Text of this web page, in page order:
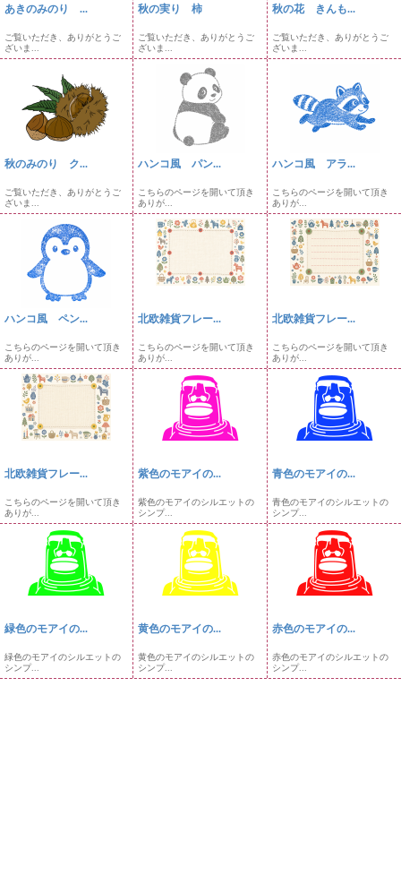
あきのみのり ...
ご覧いただき、ありがとうご
ざいま...
秋の実り 柿
ご覧いただき、ありがとうご
ざいま...
秋の花 きんも...
ご覧いただき、ありがとうご
ざいま...
秋のみのり ク...
ご覧いただき、ありがとうご
ざいま...
ハンコ風 パン...
こちらのページを開いて頂き
ありが...
ハンコ風 アラ...
こちらのページを開いて頂き
ありが...
ハンコ風 ペン...
こちらのページを開いて頂き
ありが...
北欧雑貨フレー...
こちらのページを開いて頂き
ありが...
北欧雑貨フレー...
こちらのページを開いて頂き
ありが...
北欧雑貨フレー...
こちらのページを開いて頂き
ありが...
紫色のモアイの...
紫色のモアイのシルエットの
シンプ...
青色のモアイの...
青色のモアイのシルエットの
シンプ...
緑色のモアイの...
緑色のモアイのシルエットの
シンプ...
黄色のモアイの...
黄色のモアイのシルエットの
シンプ...
赤色のモアイの...
赤色のモアイのシルエットの
シンプ...